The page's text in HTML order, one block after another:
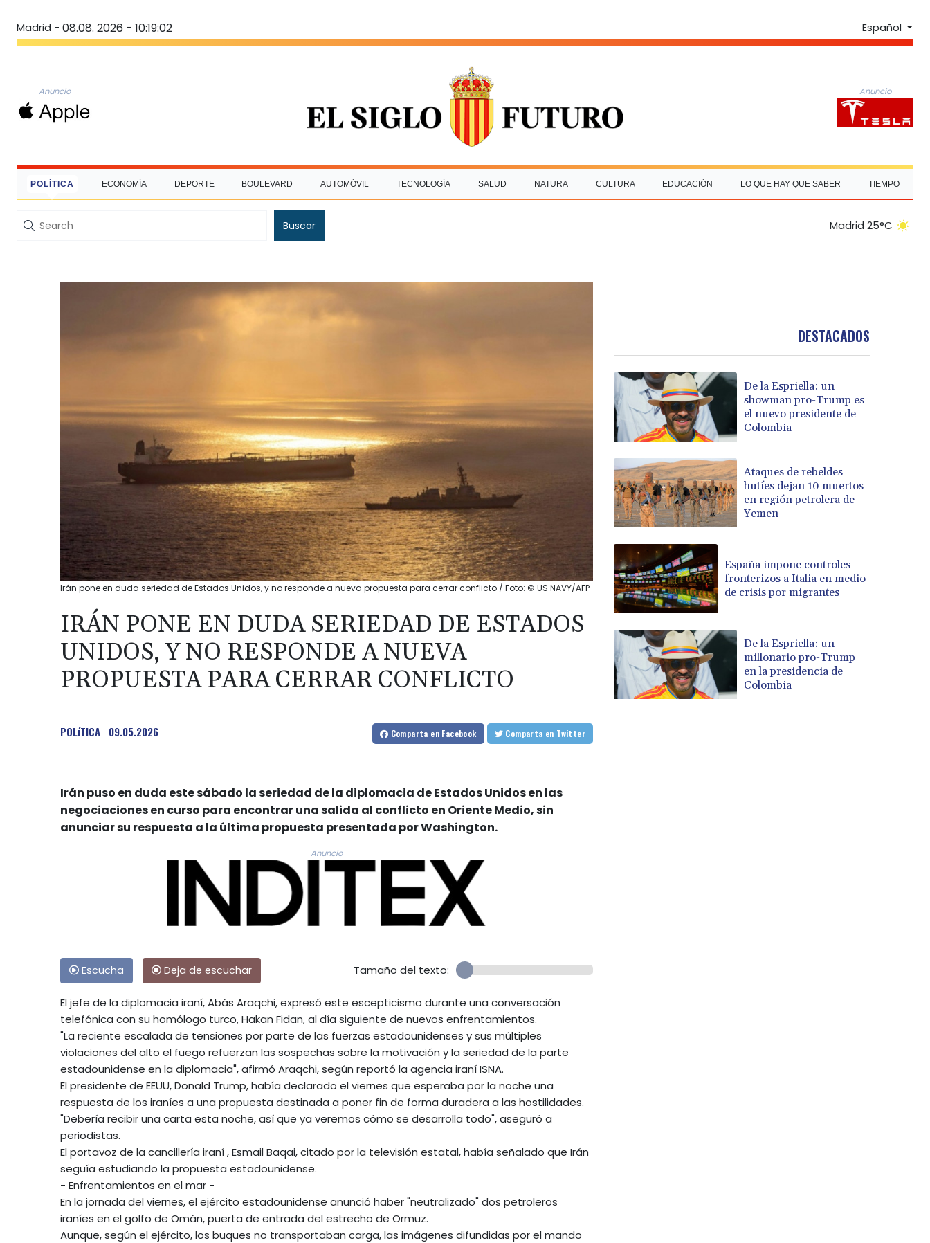
Madrid - 08.08. 2026 - 10:19:02 Español
Anuncio Anuncio
POLÍTICA ECONOMÍA DEPORTE BOULEVARD AUTOMÓVIL TECNOLOGÍA SALUD NATURA CULTURA EDUCACIÓN LO QUE HAY QUE SABER TIEMPO
Buscar Madrid 25°C
Irán pone en duda seriedad de Estados Unidos, y no responde a nueva propuesta para cerrar conflicto / Foto: © US NAVY/AFP
IRÁN PONE EN DUDA SERIEDAD DE ESTADOS
UNIDOS, Y NO RESPONDE A NUEVA
PROPUESTA PARA CERRAR CONFLICTO
POLíTICA 09.05.2026 Comparta en Facebook Comparta en Twitter
Irán puso en duda este sábado la seriedad de la diplomacia de Estados Unidos en las
negociaciones en curso para encontrar una salida al conflicto en Oriente Medio, sin
anunciar su respuesta a la última propuesta presentada por Washington.
Anuncio
Escucha Deja de escuchar Tamaño del texto:
El jefe de la diplomacia iraní, Abás Araqchi, expresó este escepticismo durante una conversación
telefónica con su homólogo turco, Hakan Fidan, al día siguiente de nuevos enfrentamientos.
"La reciente escalada de tensiones por parte de las fuerzas estadounidenses y sus múltiples
violaciones del alto el fuego refuerzan las sospechas sobre la motivación y la seriedad de la parte
estadounidense en la diplomacia", afirmó Araqchi, según reportó la agencia iraní ISNA.
El presidente de EEUU, Donald Trump, había declarado el viernes que esperaba por la noche una
respuesta de los iraníes a una propuesta destinada a poner fin de forma duradera a las hostilidades.
"Debería recibir una carta esta noche, así que ya veremos cómo se desarrolla todo", aseguró a
periodistas.
El portavoz de la cancillería iraní , Esmail Baqai, citado por la televisión estatal, había señalado que Irán
seguía estudiando la propuesta estadounidense.
- Enfrentamientos en el mar -
En la jornada del viernes, el ejército estadounidense anunció haber "neutralizado" dos petroleros
iraníes en el golfo de Omán, puerta de entrada del estrecho de Ormuz.
Aunque, según el ejército, los buques no transportaban carga, las imágenes difundidas por el mando
DESTACADOS
De la Espriella: un
showman pro-Trump es
el nuevo presidente de
Colombia
Ataques de rebeldes
hutíes dejan 10 muertos
en región petrolera de
Yemen
España impone controles
fronterizos a Italia en medio
de crisis por migrantes
De la Espriella: un
millonario pro-Trump
en la presidencia de
Colombia